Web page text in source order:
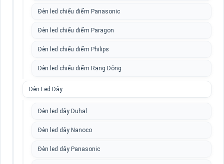
Đèn led chiếu điểm Panasonic
Đèn led chiếu điểm Paragon
Đèn led chiếu điểm Philips
Đèn led chiếu điểm Rạng Đông
Đèn Led Dây
Đèn led dây Duhal
Đèn led dây Nanoco
Đèn led dây Panasonic